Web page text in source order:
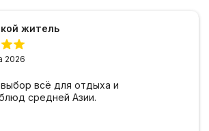
житель
2026
всё для отдыха и
средней Азии.